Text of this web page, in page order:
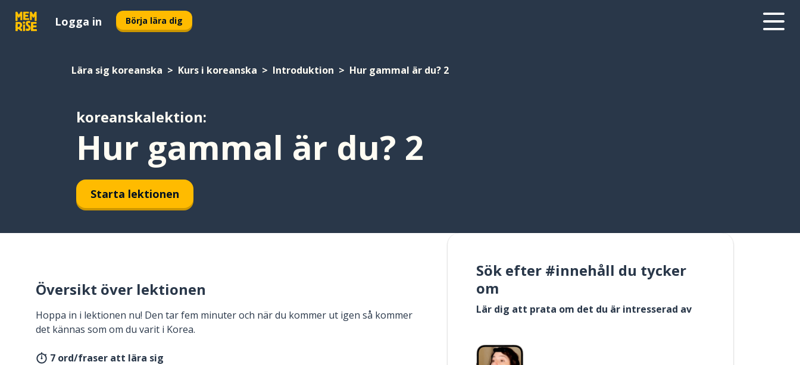
Logga in Börja lära dig
Lära sig koreanska Kurs i koreanska Introduktion Hur gammal är du? 2
koreanskalektion:
Hur gammal är du? 2
Starta lektionen
Översikt över lektionen
Hoppa in i lektionen nu! Den tar fem minuter och när du kommer ut igen så kommer
det kännas som om du varit i Korea.
7 ord/fraser att lära sig
Sök efter #innehåll du tycker
om
Lär dig att prata om det du är intresserad av